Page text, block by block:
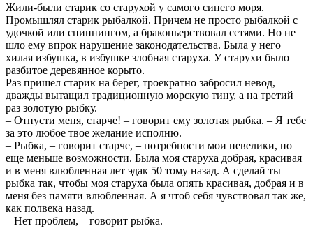
Жили-были старик со старухой у самого синего моря.
Промышлял старик рыбалкой. Причем не просто рыбалкой с
удочкой или спиннингом, а браконьерствовал сетями. Но не
шло ему впрок нарушение законодательства. Была у него
хилая избушка, в избушке злобная старуха. У старухи было
разбитое деревянное корыто.
Раз пришел старик на берег, троекратно забросил невод,
дважды вытащил традиционную морскую тину, а на третий
раз золотую рыбку.
– Отпусти меня, старче! – говорит ему золотая рыбка. – Я тебе
за это любое твое желание исполню.
– Рыбка, – говорит старче, – потребности мои невелики, но
еще меньше возможности. Была моя старуха добрая, красивая
и в меня влюбленная лет эдак 50 тому назад. А сделай ты
рыбка так, чтобы моя старуха была опять красивая, добрая и в
меня без памяти влюбленная. А я чтоб себя чувствовал так же,
как полвека назад.
– Нет проблем, – говорит рыбка.